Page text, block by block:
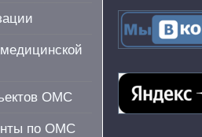
ОМС
по ОМС